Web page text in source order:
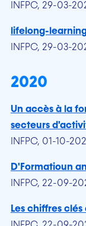
INFPC, 29-03-
lifelong-
INFPC, 29-03-
2020
Un accès à la
secteurs
INFPC, 01-10-
D'Formatioun
INFPC, 22-09-
Les chiffres